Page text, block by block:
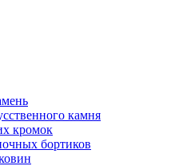
камня
кромок
бортиков